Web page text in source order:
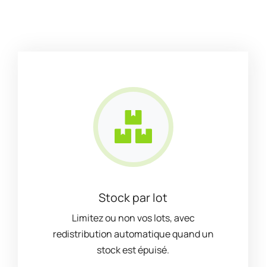
Stock par lot
Limitez ou non vos lots, avec
redistribution automatique quand un
stock est épuisé.